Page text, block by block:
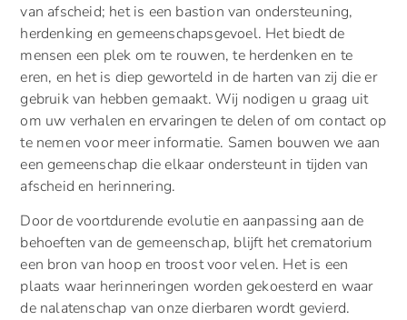
van afscheid; het is een bastion van ondersteuning,
herdenking en gemeenschapsgevoel. Het biedt de
mensen een plek om te rouwen, te herdenken en te
eren, en het is diep geworteld in de harten van zij die er
gebruik van hebben gemaakt. Wij nodigen u graag uit
om uw verhalen en ervaringen te delen of om contact op
te nemen voor meer informatie. Samen bouwen we aan
een gemeenschap die elkaar ondersteunt in tijden van
afscheid en herinnering.
Door de voortdurende evolutie en aanpassing aan de
behoeften van de gemeenschap, blijft het crematorium
een bron van hoop en troost voor velen. Het is een
plaats waar herinneringen worden gekoesterd en waar
de nalatenschap van onze dierbaren wordt gevierd.